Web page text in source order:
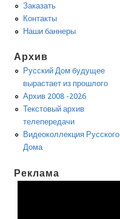
Заказать
Контакты
Наши баннеры
Архив
Русский Дом будущее
вырастает из прошлого
Архив 2008 -2026
Текстовый архив
телепередачи
Видеоколлекция Русского
Дома
Реклама